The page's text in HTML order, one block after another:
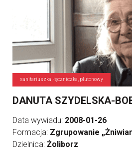
sanitariuszka, łączniczka, plutonowy
DANUTA SZYDELSKA-
Data wywiadu: 2008-01-26
Formacja: Zgrupowanie
Dzielnica: Żoliborz